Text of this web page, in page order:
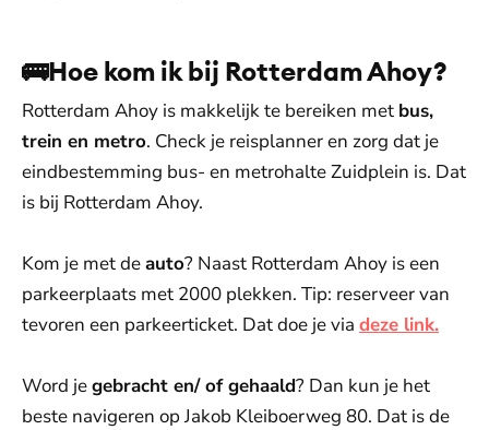
🚌Hoe kom ik bij Rotterdam Ahoy?
Rotterdam Ahoy is makkelijk te bereiken met bus,
trein en metro. Check je reisplanner en zorg dat je
eindbestemming bus- en metrohalte Zuidplein is. Dat
is bij Rotterdam Ahoy.
Kom je met deauto? Naast Rotterdam Ahoy is een
parkeerplaats met 2000 plekken. Tip: reserveer van
tevoren een parkeerticket. Dat doe je via deze link.
Word jegebracht en/ of gehaald? Dan kun je het
beste navigeren op Jakob Kleiboerweg 80. Dat is de